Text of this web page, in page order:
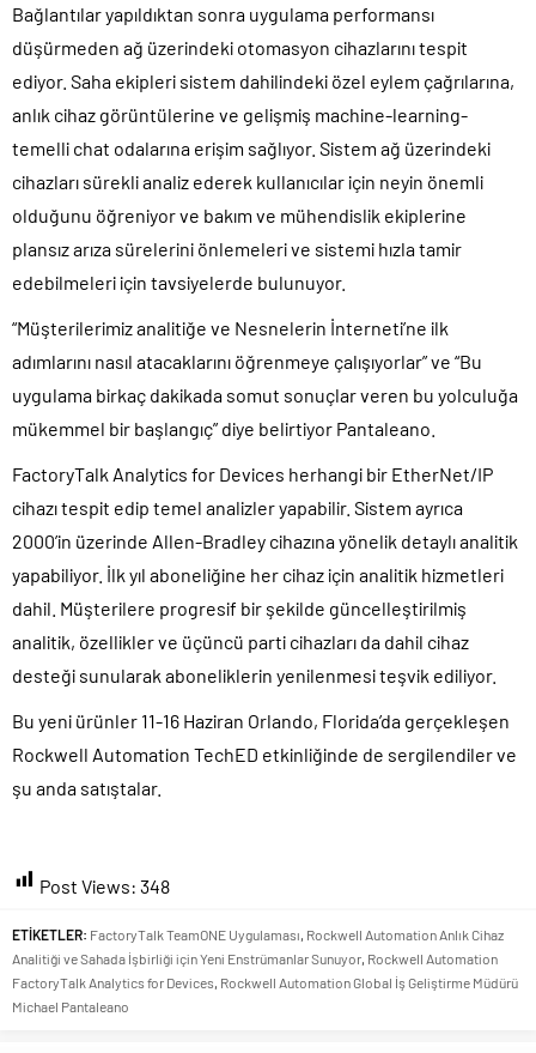
Bağlantılar yapıldıktan sonra uygulama performansı
düşürmeden ağ üzerindeki otomasyon cihazlarını tespit
ediyor. Saha ekipleri sistem dahilindeki özel eylem çağrılarına,
anlık cihaz görüntülerine ve gelişmiş machine-learning-
temelli chat odalarına erişim sağlıyor. Sistem ağ üzerindeki
cihazları sürekli analiz ederek kullanıcılar için neyin önemli
olduğunu öğreniyor ve bakım ve mühendislik ekiplerine
plansız arıza sürelerini önlemeleri ve sistemi hızla tamir
edebilmeleri için tavsiyelerde bulunuyor.
“Müşterilerimiz analitiğe ve Nesnelerin İnterneti’ne ilk
adımlarını nasıl atacaklarını öğrenmeye çalışıyorlar” ve “Bu
uygulama birkaç dakikada somut sonuçlar veren bu yolculuğa
mükemmel bir başlangıç” diye belirtiyor Pantaleano.
FactoryTalk Analytics for Devices herhangi bir EtherNet/IP
cihazı tespit edip temel analizler yapabilir. Sistem ayrıca
2000’in üzerinde Allen-Bradley cihazına yönelik detaylı analitik
yapabiliyor. İlk yıl aboneliğine her cihaz için analitik hizmetleri
dahil. Müşterilere progresif bir şekilde güncelleştirilmiş
analitik, özellikler ve üçüncü parti cihazları da dahil cihaz
desteği sunularak aboneliklerin yenilenmesi teşvik ediliyor.
Bu yeni ürünler 11-16 Haziran Orlando, Florida’da gerçekleşen
Rockwell Automation TechED etkinliğinde de sergilendiler ve
şu anda satıştalar.
Post Views: 348
ETİKETLER: FactoryTalk TeamONE Uygulaması, Rockwell Automation Anlık Cihaz
Analitiği ve Sahada İşbirliği için Yeni Enstrümanlar Sunuyor, Rockwell Automation
FactoryTalk Analytics for Devices, Rockwell Automation Global İş Geliştirme Müdürü
Michael Pantaleano